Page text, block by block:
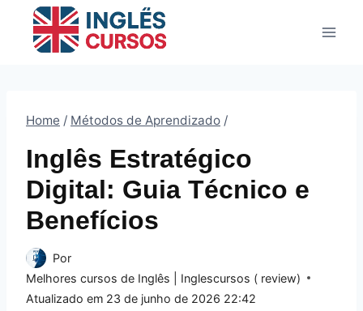
Home / Métodos de Aprendizado /
Inglês Estratégico
Digital: Guia Técnico e
Benefícios
Por
Melhores cursos de Inglês | Inglescursos ( review)
Atualizado em 23 de junho de 2026 22:42